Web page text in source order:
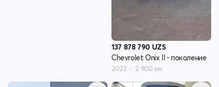
137 878 790 UZS
Chevrolet Onix II - поколение
2023 2 900 км